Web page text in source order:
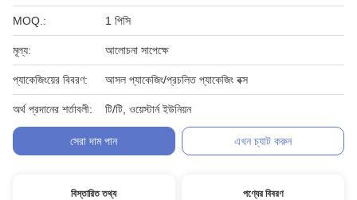
MOQ.: 1 পিসি
মূল্য: আলোচনা সাপেক্ষে
প্যাকেজিংয়ের বিবরণ: আসল প্যাকেজিং/প্রচলিত প্যাকেজিং বক্স
অর্থ প্রদানের শর্তাবলী: টি/টি, ওয়েস্টার্ন ইউনিয়ন
সেরা দাম পান এখন চ্যাট করুন
বিস্তারিত তথ্য পণ্যের বিবরণ